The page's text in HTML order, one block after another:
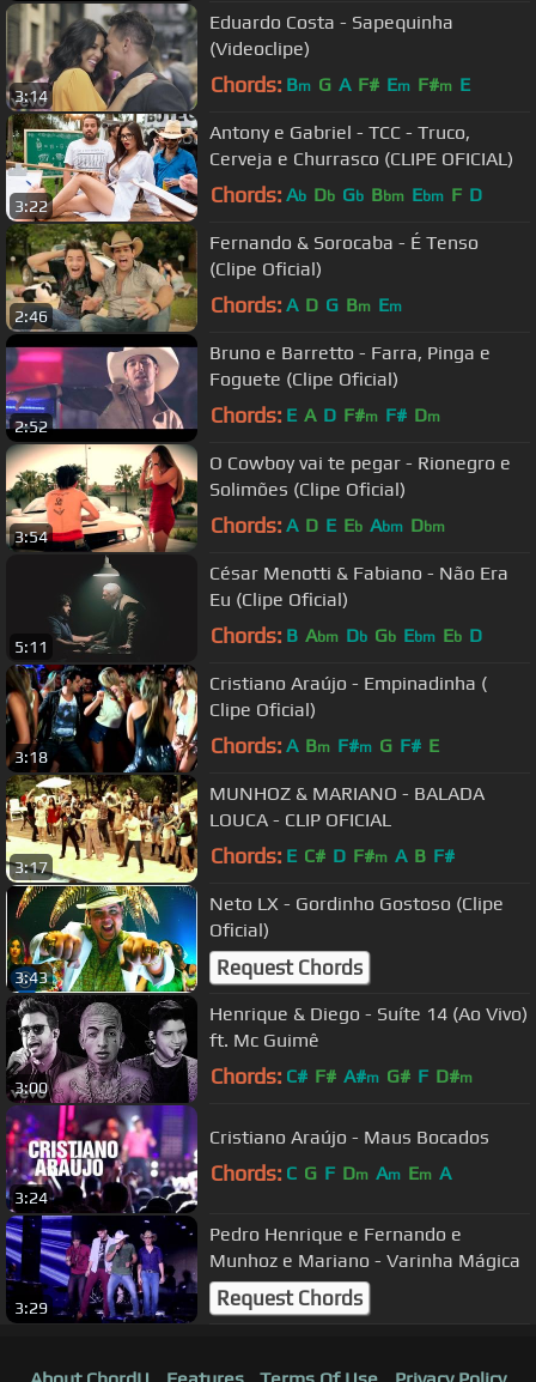
3:14
Eduardo Costa - Sapequinha
(Videoclipe)
Chords: Bm G A F# Em F#m E
3:22
Antony e Gabriel - TCC - Truco,
Cerveja e Churrasco (CLIPE OFICIAL)
Chords: Ab Db Gb Bbm Ebm F D
2:46
Fernando & Sorocaba - É Tenso
(Clipe Oficial)
Chords: A D G Bm Em
2:52
Bruno e Barretto - Farra, Pinga e
Foguete (Clipe Oficial)
Chords: E A D F#m F# Dm
3:54
O Cowboy vai te pegar - Rionegro e
Solimões (Clipe Oficial)
Chords: A D E Eb Abm Dbm
5:11
César Menotti & Fabiano - Não Era
Eu (Clipe Oficial)
Chords: B Abm Db Gb Ebm Eb D
3:18
Cristiano Araújo - Empinadinha (
Clipe Oficial)
Chords: A Bm F#m G F# E
3:17
MUNHOZ & MARIANO - BALADA
LOUCA - CLIP OFICIAL
Chords: E C# D F#m A B F#
3:43
Neto LX - Gordinho Gostoso (Clipe
Oficial)
Request Chords
3:00
Henrique & Diego - Suíte 14 (Ao Vivo)
ft. Mc Guimê
Chords: C# F# A#m G# F D#m
3:24
Cristiano Araújo - Maus Bocados
Chords: C G F Dm Am Em A
3:29
Pedro Henrique e Fernando e
Munhoz e Mariano - Varinha Mágica
Request Chords